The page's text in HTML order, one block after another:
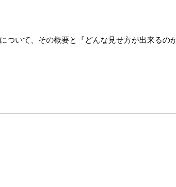
ついて、その概要と『どんな見せ方が出来るの